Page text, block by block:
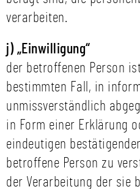
verarbeiten.
j) „Einwilligung“
der betroffenen Person
bestimmten Fall, in
unmissverständlich
in Form einer Erklärung
eindeutigen
betroffene Person zu
der Verarbeitung der sie